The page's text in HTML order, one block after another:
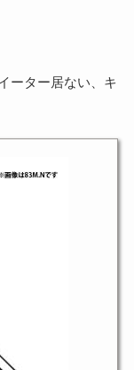
ーター居ない、キ